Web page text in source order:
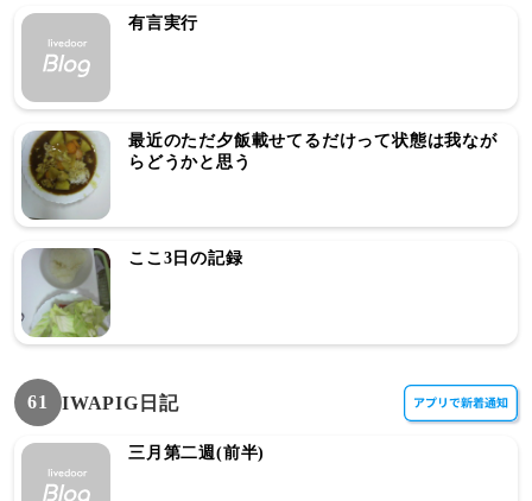
有言実行
最近のただ夕飯載せてるだけって状態は我なが
らどうかと思う
ここ3日の記録
61 IWAPIG日記
三月第二週(前半)